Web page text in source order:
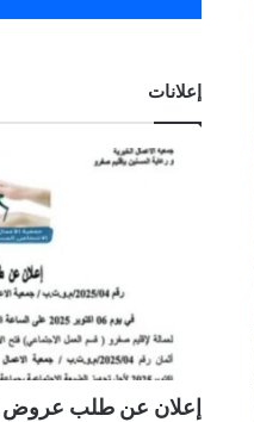
إعلانات
إعلان عن طلب عروض